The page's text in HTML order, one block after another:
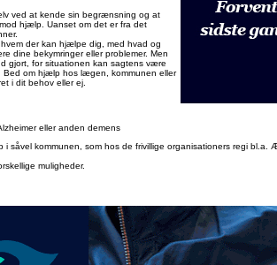
ved at kende sin begrænsning og at
hjælp. Uanset om det er fra det
der kan hjælpe dig, med hvad og
dine bekymringer eller problemer. Men
gjort, for situationen kan sagtens være
om hjælp hos lægen, kommunen eller
i dit behov eller ej.
eller anden demens
i såvel kommunen, som hos de frivillige organisationers regi
muligheder.